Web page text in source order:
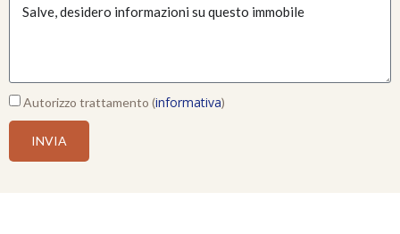
Autorizzo trattamento (informativa)
INVIA